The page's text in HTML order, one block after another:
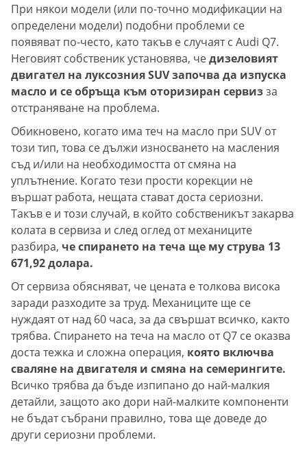
При някои модели (или по-точно модификации на
определени модели) подобни проблеми се
появяват по-често, като такъв е случаят с Audi Q7.
Неговият собственик установява, чедизеловият
двигател на луксозния SUV започва да изпуска
масло и се обръща към оторизиран сервизза
отстраняване на проблема.
Обикновено, когато има теч на масло при SUV от
този тип, това се дължи износването на масления
съд и/или на необходимостта от смяна на
уплътнение. Когато тези прости корекции не
вършат работа, нещата стават доста сериозни.
Такъв е и този случай, в който собственикът закарва
колата в сервиза и след оглед от механиците
разбира, че спирането на теча ще му струва 13
671,92 долара.
От сервиза обясняват, че цената е толкова висока
заради разходите за труд. Механиците ще се
нуждаят от над 60 часа, за да свършат всичко, както
трябва. Спирането на теча на масло от Q7 се оказва
доста тежка и сложна операция, която включва
сваляне на двигателя и смяна на семерингите.
Всичко трябва да бъде изпипано до най-малкия
детайли, защото ако дори най-малките компоненти
не бъдат събрани правилно, това ще доведе до
други сериозни проблеми.